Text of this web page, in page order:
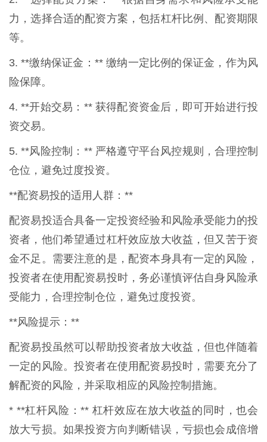
力，选择合适的配资方案，包括杠杆比例、配资期限
等。
3. **缴纳保证金：** 缴纳一定比例的保证金，作为风
险保障。
4. **开始交易：** 获得配资资金后，即可开始进行投
资交易。
5. **风险控制：** 严格遵守平台风控规则，合理控制
仓位，避免过度投资。
**配资易投的适用人群：**
配资易投适合具备一定投资经验和风险承受能力的投
资者，他们希望通过杠杆效应放大收益，但又苦于资
金不足。需要注意的是，配资本身具有一定的风险，
投资者在使用配资易投时，务必谨慎评估自身风险承
受能力，合理控制仓位，避免过度投资。
**风险提示：**
配资易投虽然可以帮助投资者放大收益，但也伴随着
一定的风险。投资者在使用配资易投时，需要充分了
解配资的风险，并采取相应的风险控制措施。
* **杠杆风险：** 杠杆效应在放大收益的同时，也会
放大亏损。如果投资方向判断错误，亏损也会成倍增